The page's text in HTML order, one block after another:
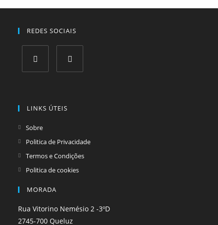
REDES SOCIAIS
tab
LINKS ÚTEIS
Sobre
Politica de Privacidade
Termos e Condições
Politica de cookies
MORADA
Rua Vitorino Nemésio 2 -3ºD
2745-700 Queluz